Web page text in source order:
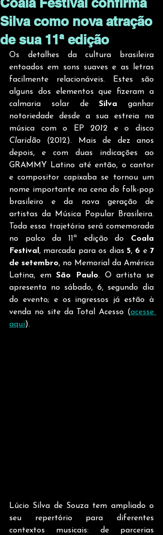
Silva como nova atração
de sua 11ª edição
Os detalhes da cultura brasileira
entoados em sons suaves e as letras
facilmente relacionáveis. Estes são
alguns dos elementos que fizeram a
calmaria solar de Silva ganhar
notoriedade desde a sua estreia na
música com o EP 2012
Claridão (2012). Mais de dez anos
depois, e com duas indicações ao
GRAMMY Latino até então, o cantor
e compositor capixaba se tornou um
nome importante na cena do folk-pop
brasileiro e da nova geração de
artistas da Música Popular Brasileira.
Toda essa trajetória será comemorada
no palco da 11ª edição do Coala
Festival , marcada para os dias 5, 6 e 7
de setembro, no Memorial da América
Latina, em São Paulo. O artista se
apresenta no sábado, 6, segundo dia
do evento; e os ingressos já estão à
venda no site da Total Acesso (acesse
aqui).
Lúcio Silva de Souza tem ampliado o
seu repertório para diferentes
contextos musicais: de parcerias